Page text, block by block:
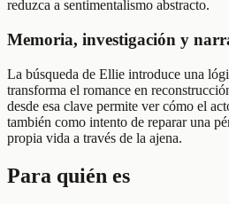
reduzca a sentimentalismo abstracto.
Memoria, investigación y
La búsqueda de Ellie introduce una
transforma el romance en
desde esa clave permite ver cómo el
también como intento de reparar una
propia vida a través de la ajena.
Para quién es